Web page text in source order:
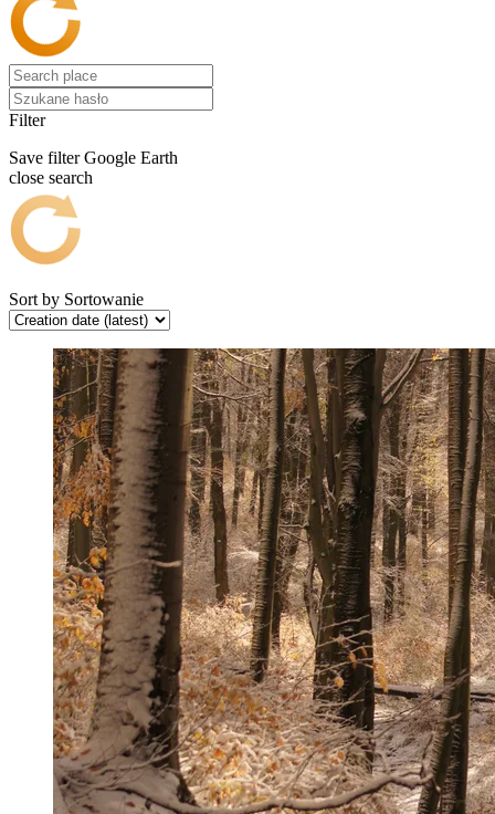
Filter
Save filter Google Earth
close search
Sort by Sortowanie